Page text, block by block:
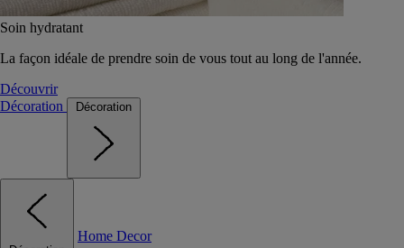
Soin hydratant
La façon idéale de prendre soin de vous tout au long de l'année.
Découvrir
Décoration
Décoration
Home Decor